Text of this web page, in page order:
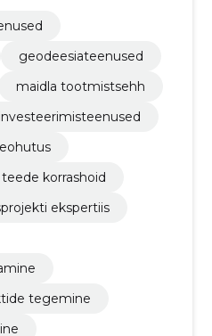
geodeesiateenused
maidla tootmistsehh
investeerimisteenused
korrashoid
ekspertiis
tegemine